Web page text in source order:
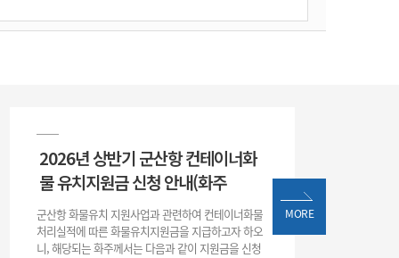
2026년 상반기 군산항 컨테이너화
물 유치지원금 신청 안내(화주
군산항 화물유치 지원사업과 관련하여 컨테이너화물
처리실적에 따른 화물유치지원금을 지급하고자 하오
니, 해당되는 화주께서는 다음과 같이 지원금을 신청
MORE